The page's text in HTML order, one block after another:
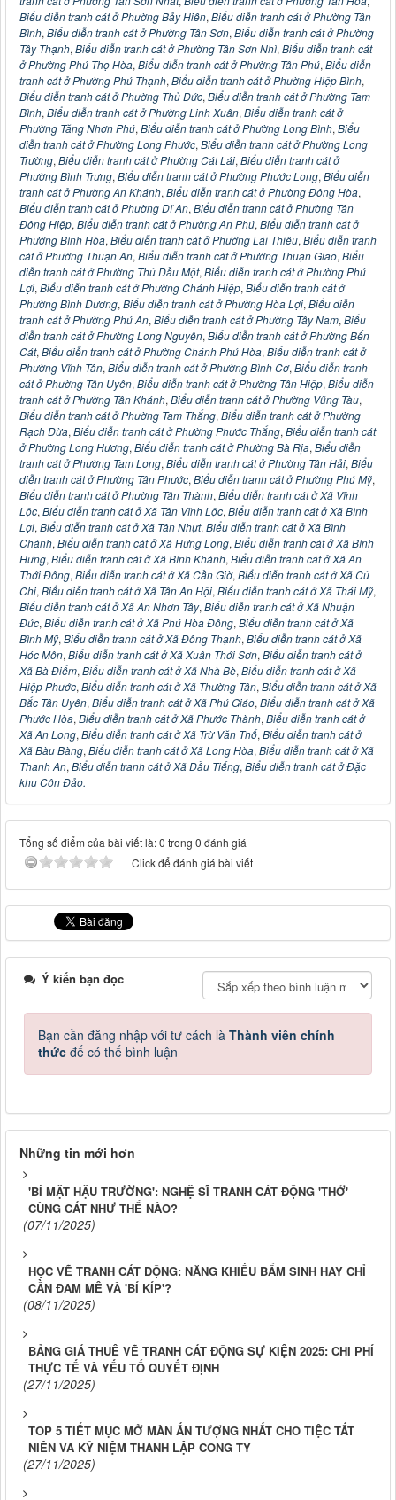
Biểu diễn tranh cát ở Phường Bảy Hiền, Biểu diễn tranh cát ở Phường Tân
Bình, Biểu diễn tranh cát ở Phường Tân Sơn, Biểu diễn tranh cát ở Phường
Tây Thạnh, Biểu diễn tranh cát ở Phường Tân Sơn Nhì, Biểu diễn tranh cát
ở Phường Phú Thọ Hòa, Biểu diễn tranh cát ở Phường Tân Phú, Biểu diễn
tranh cát ở Phường Phú Thạnh, Biểu diễn tranh cát ở Phường Hiệp Bình,
Biểu diễn tranh cát ở Phường Thủ Đức, Biểu diễn tranh cát ở Phường Tam
Bình, Biểu diễn tranh cát ở Phường Linh Xuân, Biểu diễn tranh cát ở
Phường Tăng Nhơn Phú, Biểu diễn tranh cát ở Phường Long Bình, Biểu
diễn tranh cát ở Phường Long Phước, Biểu diễn tranh cát ở Phường Long
Trường, Biểu diễn tranh cát ở Phường Cát Lái, Biểu diễn tranh cát ở
Phường Bình Trưng, Biểu diễn tranh cát ở Phường Phước Long, Biểu diễn
tranh cát ở Phường An Khánh, Biểu diễn tranh cát ở Phường Đông Hòa,
Biểu diễn tranh cát ở Phường Dĩ An, Biểu diễn tranh cát ở Phường Tân
Đông Hiệp, Biểu diễn tranh cát ở Phường An Phú, Biểu diễn tranh cát ở
Phường Bình Hòa, Biểu diễn tranh cát ở Phường Lái Thiêu, Biểu diễn tranh
cát ở Phường Thuận An, Biểu diễn tranh cát ở Phường Thuận Giao, Biểu
diễn tranh cát ở Phường Thủ Dầu Một, Biểu diễn tranh cát ở Phường Phú
Lợi, Biểu diễn tranh cát ở Phường Chánh Hiệp, Biểu diễn tranh cát ở
Phường Bình Dương, Biểu diễn tranh cát ở Phường Hòa Lợi, Biểu diễn
tranh cát ở Phường Phú An, Biểu diễn tranh cát ở Phường Tây Nam, Biểu
diễn tranh cát ở Phường Long Nguyên, Biểu diễn tranh cát ở Phường Bến
Cát, Biểu diễn tranh cát ở Phường Chánh Phú Hòa, Biểu diễn tranh cát ở
Phường Vĩnh Tân, Biểu diễn tranh cát ở Phường Bình Cơ, Biểu diễn tranh
cát ở Phường Tân Uyên, Biểu diễn tranh cát ở Phường Tân Hiệp, Biểu diễn
tranh cát ở Phường Tân Khánh, Biểu diễn tranh cát ở Phường Vũng Tàu,
Biểu diễn tranh cát ở Phường Tam Thắng, Biểu diễn tranh cát ở Phường
Rạch Dừa, Biểu diễn tranh cát ở Phường Phước Thắng, Biểu diễn tranh cát
ở Phường Long Hương, Biểu diễn tranh cát ở Phường Bà Rịa, Biểu diễn
tranh cát ở Phường Tam Long, Biểu diễn tranh cát ở Phường Tân Hải, Biểu
diễn tranh cát ở Phường Tân Phước, Biểu diễn tranh cát ở Phường Phú Mỹ,
Biểu diễn tranh cát ở Phường Tân Thành, Biểu diễn tranh cát ở Xã Vĩnh
Lộc, Biểu diễn tranh cát ở Xã Tân Vĩnh Lộc, Biểu diễn tranh cát ở Xã Bình
Lợi, Biểu diễn tranh cát ở Xã Tân Nhựt, Biểu diễn tranh cát ở Xã Bình
Chánh, Biểu diễn tranh cát ở Xã Hưng Long, Biểu diễn tranh cát ở Xã Bình
Hưng, Biểu diễn tranh cát ở Xã Bình Khánh, Biểu diễn tranh cát ở Xã An
Thới Đông, Biểu diễn tranh cát ở Xã Cần Giờ, Biểu diễn tranh cát ở Xã Củ
Chi, Biểu diễn tranh cát ở Xã Tân An Hội, Biểu diễn tranh cát ở Xã Thái Mỹ,
Biểu diễn tranh cát ở Xã An Nhơn Tây, Biểu diễn tranh cát ở Xã Nhuận
Đức, Biểu diễn tranh cát ở Xã Phú Hòa Đông, Biểu diễn tranh cát ở Xã
Bình Mỹ, Biểu diễn tranh cát ở Xã Đông Thạnh, Biểu diễn tranh cát ở Xã
Hóc Môn, Biểu diễn tranh cát ở Xã Xuân Thới Sơn, Biểu diễn tranh cát ở
Xã Bà Điểm, Biểu diễn tranh cát ở Xã Nhà Bè, Biểu diễn tranh cát ở Xã
Hiệp Phước, Biểu diễn tranh cát ở Xã Thường Tân, Biểu diễn tranh cát ở Xã
Bắc Tân Uyên, Biểu diễn tranh cát ở Xã Phú Giáo, Biểu diễn tranh cát ở Xã
Phước Hòa, Biểu diễn tranh cát ở Xã Phước Thành, Biểu diễn tranh cát ở
Xã An Long, Biểu diễn tranh cát ở Xã Trừ Văn Thố, Biểu diễn tranh cát ở
Xã Bàu Bàng, Biểu diễn tranh cát ở Xã Long Hòa, Biểu diễn tranh cát ở Xã
Thanh An, Biểu diễn tranh cát ở Xã Dầu Tiếng, Biểu diễn tranh cát ở Đặc
khu Côn Đảo.
Tổng số điểm của bài viết là: 0 trong 0 đánh giá
Click để đánh giá bài viết
Ý kiến bạn đọc
Bạn cần đăng nhập với tư cách là Thành viên chính
thức để có thể bình luận
Những tin mới hơn
'BÍ MẬT HẬU TRƯỜNG': NGHỆ SĨ TRANH CÁT ĐỘNG 'THỞ'
CÙNG CÁT NHƯ THẾ NÀO?
(07/11/2025)
HỌC VẼ TRANH CÁT ĐỘNG: NĂNG KHIẾU BẨM SINH HAY CHỈ
CẦN ĐAM MÊ VÀ 'BÍ KÍP'?
(08/11/2025)
BẢNG GIÁ THUÊ VẼ TRANH CÁT ĐỘNG SỰ KIỆN 2025: CHI PHÍ
THỰC TẾ VÀ YẾU TỐ QUYẾT ĐỊNH
(27/11/2025)
TOP 5 TIẾT MỤC MỞ MÀN ẤN TƯỢNG NHẤT CHO TIỆC TẤT
NIÊN VÀ KỶ NIỆM THÀNH LẬP CÔNG TY
(27/11/2025)